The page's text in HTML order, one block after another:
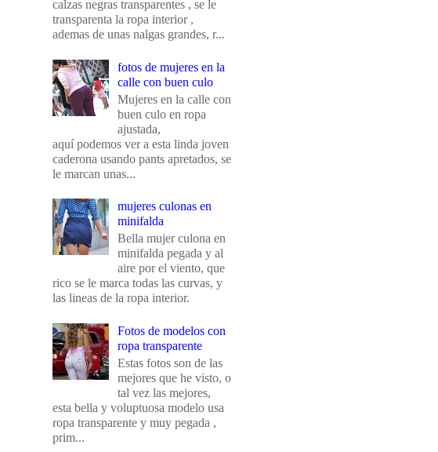
calzas negras transparentes , se le
transparenta la ropa interior ,
ademas de unas nalgas grandes, r...
fotos de mujeres en la
calle con buen culo
Mujeres en la calle con
buen culo en ropa
ajustada,
aquí podemos ver a esta linda joven
caderona usando pants apretados, se
le marcan unas...
mujeres culonas en
minifalda
Bella mujer culona en
minifalda pegada y al
aire por el viento, que
rico se le marca todas las curvas, y
las lineas de la ropa interior.
Fotos de modelos con
ropa transparente
Estas fotos son de las
mejores que he visto, o
tal vez las mejores,
esta bella y voluptuosa modelo usa
ropa transparente y muy pegada ,
prim...